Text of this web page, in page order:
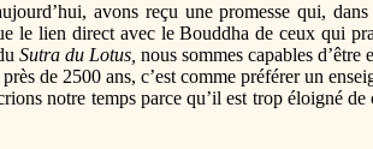
avons reçu une promesse qui,
le lien direct avec le Bouddha de ceux qui
Sutra du Lotus, nous sommes capables
de 2500 ans, c’est comme préférer un
notre temps parce qu’il est trop éloigné